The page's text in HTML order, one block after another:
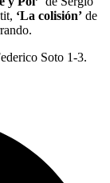
‘La colisión’ de
Soto 1-3.